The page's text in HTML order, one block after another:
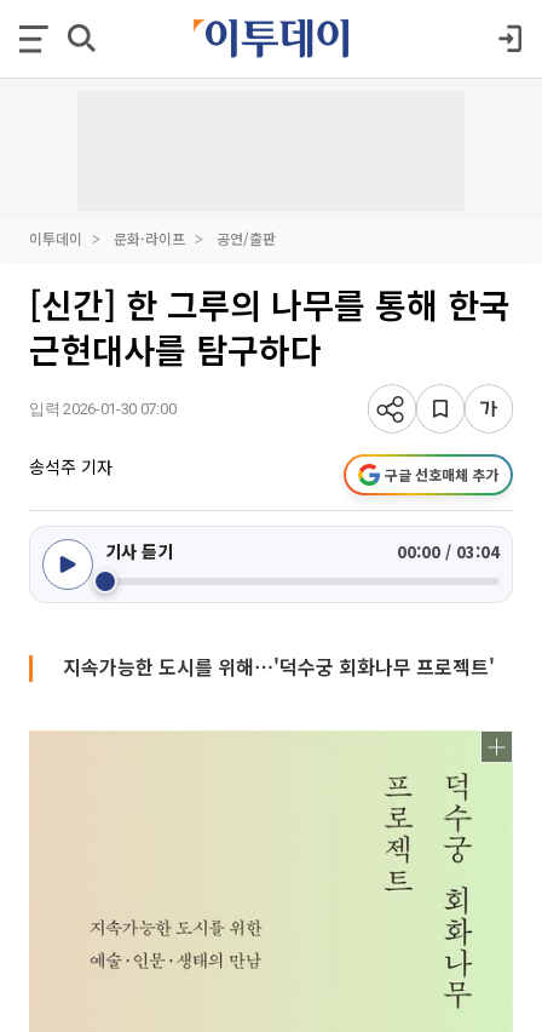
이투데이 문화·라이프 공연/출판
[신간] 한 그루의 나무를 통해 한국
근현대사를 탐구하다
입력 2026-01-30 07:00
송석주 기자 구글 선호매체 추가
기사 듣기 00:00 / 03:04
지속가능한 도시를 위해⋯'덕수궁 회화나무 프로젝트'